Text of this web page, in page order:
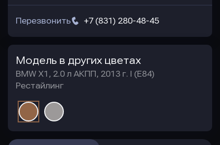
+7 (831) 280-48-45
Перезвонить
Модель в других цветах
BMW X1, 2.0 л АКПП, 2013 г. I (E84)
Рестайлинг